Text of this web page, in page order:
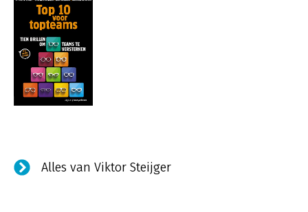
Alles van Viktor Steijger